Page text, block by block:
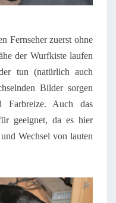
Fernseher zuerst ohne
der Wurfkiste laufen
tun (natürlich auch
Bilder sorgen
Farbreize. Auch das
geeignet, da es hier
Wechsel von lauten